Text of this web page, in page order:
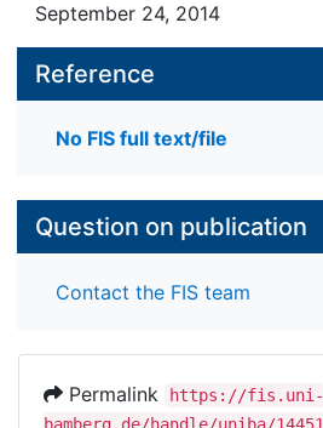
September 24, 2014
Reference
No FIS full text/file
Question on publication
Contact the FIS team
Permalink
https://fis.uni-
bamberg.de/handle/uniba/14451